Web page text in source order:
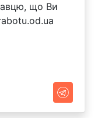
що Ви